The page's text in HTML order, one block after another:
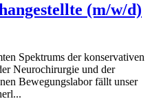
(m/w/d)
Spektrums der konservativen
Neurochirurgie und der
Bewegungslabor fällt unser